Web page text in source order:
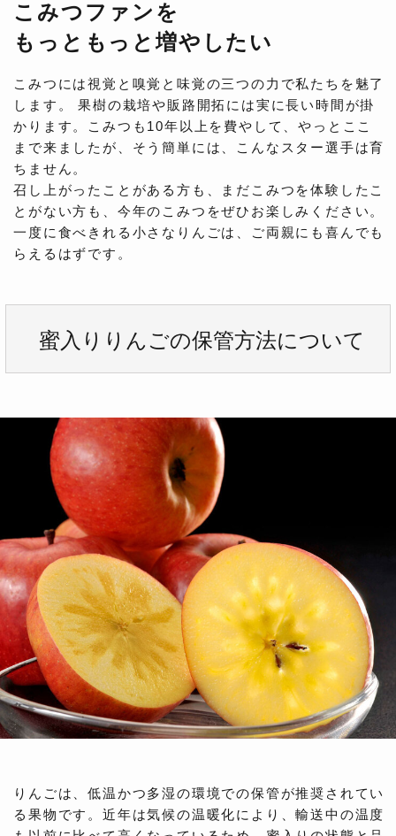
こみつファンを
もっともっと増やしたい
こみつには視覚と嗅覚と味覚の三つの力で私たちを魅了
します。 果樹の栽培や販路開拓には実に長い時間が掛
かります。こみつも10年以上を費やして、やっとここ
まで来ましたが、そう簡単には、こんなスター選手は育
ちません。
召し上がったことがある方も、まだこみつを体験したこ
とがない方も、今年のこみつをぜひお楽しみください。
一度に食べきれる小さなりんごは、ご両親にも喜んでも
らえるはずです。
蜜入りりんごの保管方法について
りんごは、低温かつ多湿の環境での保管が推奨されてい
る果物です。近年は気候の温暖化により、輸送中の温度